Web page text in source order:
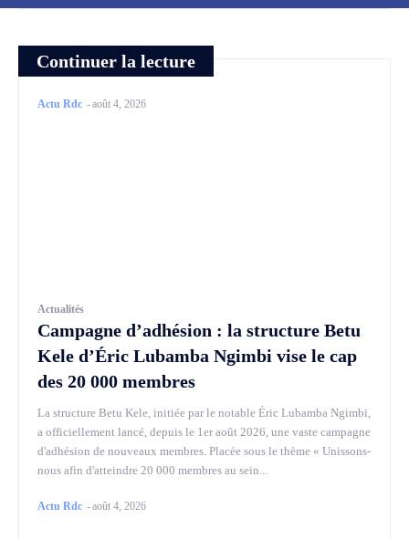
Continuer la lecture
Actu Rdc -août 4, 2026
Actualités
Campagne d’adhésion : la structure Betu
Kele d’Éric Lubamba Ngimbi vise le cap
des 20 000 membres
La structure Betu Kele, initiée par le notable Éric Lubamba Ngimbi,
a officiellement lancé, depuis le 1er août 2026, une vaste campagne
d'adhésion de nouveaux membres. Placée sous le thème « Unissons-
nous afin d'atteindre 20 000 membres au sein...
Actu Rdc -août 4, 2026